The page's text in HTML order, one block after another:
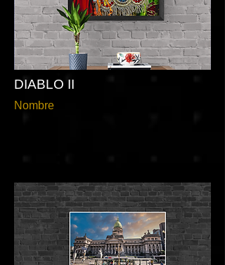
DIABLO II
Nombre